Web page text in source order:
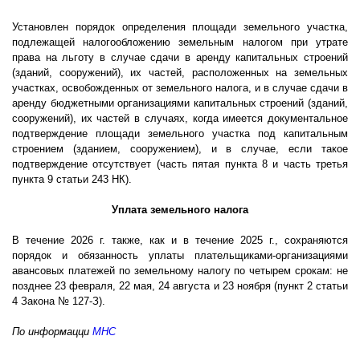
Установлен порядок определения площади земельного участка,
подлежащей налогообложению земельным налогом при утрате
права на льготу в случае сдачи в аренду капитальных строений
(зданий, сооружений), их частей, расположенных на земельных
участках, освобожденных от земельного налога, и в случае сдачи в
аренду бюджетными организациями капитальных строений (зданий,
сооружений), их частей в случаях, когда имеется документальное
подтверждение площади земельного участка под капитальным
строением (зданием, сооружением), и в случае, если такое
подтверждение отсутствует (часть пятая пункта 8 и часть третья
пункта 9 статьи 243 НК).
Уплата земельного налога
В течение 2026 г. также, как и в течение 2025 г., сохраняются
порядок и обязанность уплаты плательщиками-организациями
авансовых платежей по земельному налогу по четырем срокам: не
позднее 23 февраля, 22 мая, 24 августа и 23 ноября (пункт 2 статьи
4 Закона № 127-З).
По информацци МНС